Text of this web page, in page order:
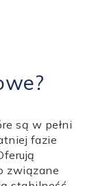
są w pełni
fazie
związane